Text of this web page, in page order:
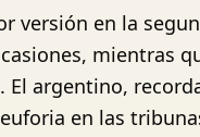
versión en la
mientras
argentino,
en las